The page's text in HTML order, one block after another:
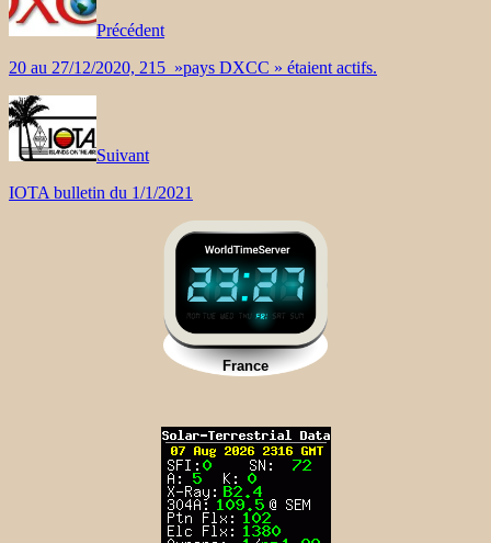
Précédent
20 au 27/12/2020, 215 »pays DXCC » étaient actifs.
Suivant
IOTA bulletin du 1/1/2021